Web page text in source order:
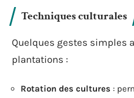
Techniques culturales
Quelques gestes simples
plantations :
Rotation des cultures :